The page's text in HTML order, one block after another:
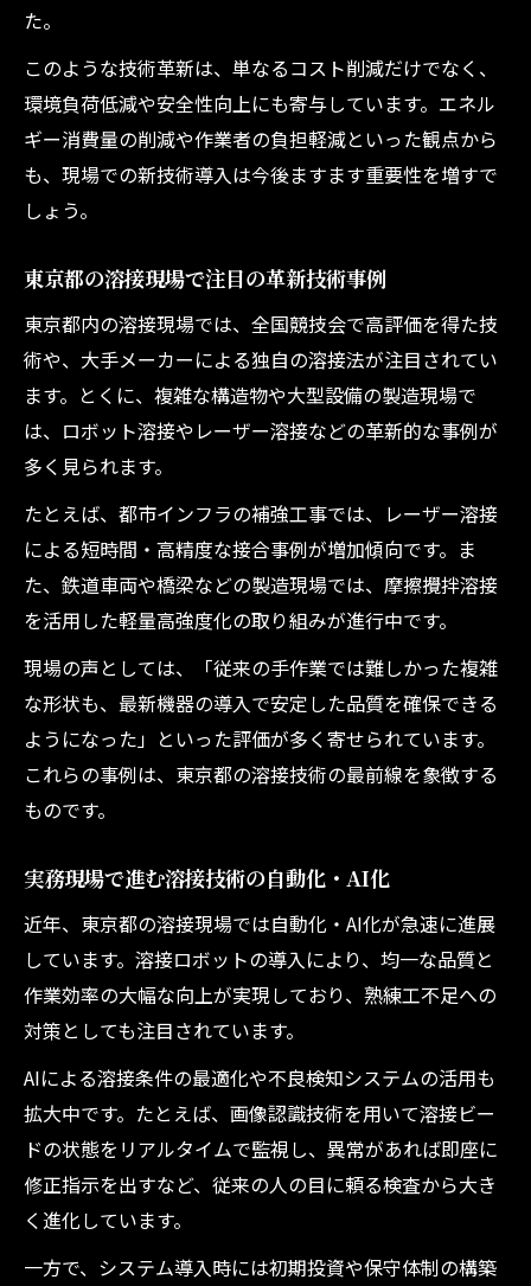
た。
このような技術革新は、単なるコスト削減だけでなく、
環境負荷低減や安全性向上にも寄与しています。エネル
ギー消費量の削減や作業者の負担軽減といった観点から
も、現場での新技術導入は今後ますます重要性を増すで
しょう。
東京都の溶接現場で注目の革新技術事例
東京都内の溶接現場では、全国競技会で高評価を得た技
術や、大手メーカーによる独自の溶接法が注目されてい
ます。とくに、複雑な構造物や大型設備の製造現場で
は、ロボット溶接やレーザー溶接などの革新的な事例が
多く見られます。
たとえば、都市インフラの補強工事では、レーザー溶接
による短時間・高精度な接合事例が増加傾向です。ま
た、鉄道車両や橋梁などの製造現場では、摩擦攪拌溶接
を活用した軽量高強度化の取り組みが進行中です。
現場の声としては、「従来の手作業では難しかった複雑
な形状も、最新機器の導入で安定した品質を確保できる
ようになった」といった評価が多く寄せられています。
これらの事例は、東京都の溶接技術の最前線を象徴する
ものです。
実務現場で進む溶接技術の自動化・AI化
近年、東京都の溶接現場では自動化・AI化が急速に進展
しています。溶接ロボットの導入により、均一な品質と
作業効率の大幅な向上が実現しており、熟練工不足への
対策としても注目されています。
AIによる溶接条件の最適化や不良検知システムの活用も
拡大中です。たとえば、画像認識技術を用いて溶接ビー
ドの状態をリアルタイムで監視し、異常があれば即座に
修正指示を出すなど、従来の人の目に頼る検査から大き
く進化しています。
一方で、システム導入時には初期投資や保守体制の構築